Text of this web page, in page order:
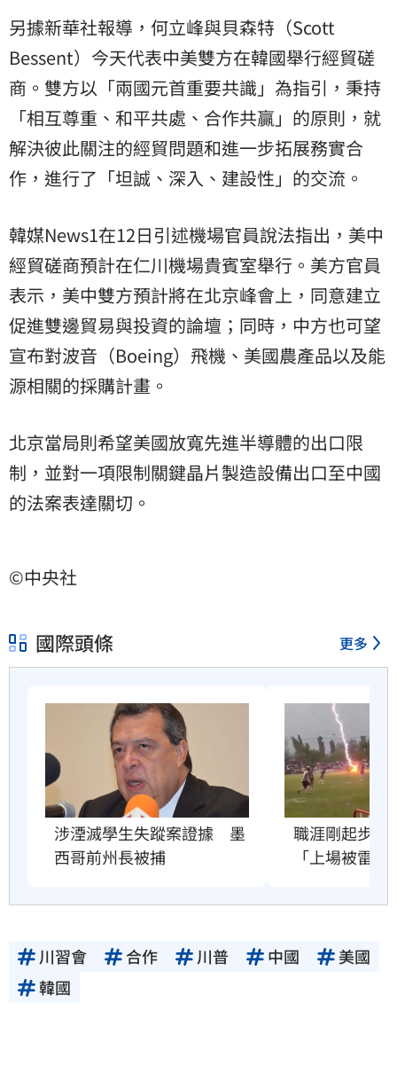
另據新華社報導，何立峰與貝森特（Scott
Bessent）今天代表中美雙方在韓國舉行經貿磋
商。雙方以「兩國元首重要共識」為指引，秉持
「相互尊重、和平共處、合作共贏」的原則，就
解決彼此關注的經貿問題和進一步拓展務實合
作，進行了「坦誠、深入、建設性」的交流。
韓媒News1在12日引述機場官員說法指出，美中
經貿磋商預計在仁川機場貴賓室舉行。美方官員
表示，美中雙方預計將在北京峰會上，同意建立
促進雙邊貿易與投資的論壇；同時，中方也可望
宣布對波音（Boeing）飛機、美國農產品以及能
源相關的採購計畫。
北京當局則希望美國放寬先進半導體的出口限
制，並對一項限制關鍵晶片製造設備出口至中國
的法案表達關切。
©中央社
國際頭條 更多
涉湮滅學生失蹤案證據　墨
西哥前州長被捕
職涯剛起步　
「上場被雷劈
川習會 合作 川普 中國
美國
韓國